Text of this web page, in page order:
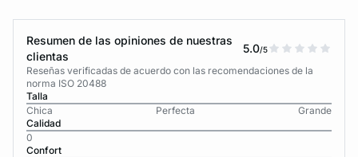
Resumen de las opiniones de nuestras
clientas
5.0/5
Reseñas verificadas de acuerdo con las recomendaciones de la
norma ISO 20488
Talla
Chica
Perfecta
Grande
Calidad
0
Confort